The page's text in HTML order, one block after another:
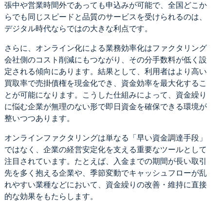
張中や営業時間外であっても申込みが可能で、全国どこか
らでも同じスピードと品質のサービスを受けられるのは、
デジタル時代ならではの大きな利点です。
さらに、オンライン化による業務効率化はファクタリング
会社側のコスト削減にもつながり、その分手数料が低く設
定される傾向にあります。結果として、利用者はより高い
買取率で売掛債権を現金化でき、資金効率を最大化するこ
とが可能になります。こうした仕組みによって、資金繰り
に悩む企業が無理のない形で即日資金を確保できる環境が
整いつつあります。
オンラインファクタリングは単なる「早い資金調達手段」
ではなく、企業の経営安定化を支える重要なツールとして
注目されています。たとえば、入金までの期間が長い取引
先を多く抱える企業や、季節変動でキャッシュフローが乱
れやすい業種などにおいて、資金繰りの改善・維持に直接
的な効果をもたらします。